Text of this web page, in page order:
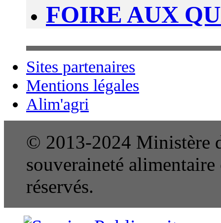
FOIRE AUX
Sites partenaires
Mentions légales
Alim'agri
© 2013-2024 Ministère
souveraineté
réservés.